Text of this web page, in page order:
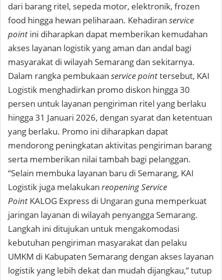
dari barang ritel, sepeda motor, elektronik, frozen
food hingga hewan peliharaan. Kehadiran service
point ini diharapkan dapat memberikan kemudahan
akses layanan logistik yang aman dan andal bagi
masyarakat di wilayah Semarang dan sekitarnya.
Dalam rangka pembukaan service pointtersebut, KAI
Logistik menghadirkan promo diskon hingga 30
persen untuk layanan pengiriman ritel yang berlaku
hingga 31 Januari 2026, dengan syarat dan ketentuan
yang berlaku. Promo ini diharapkan dapat
mendorong peningkatan aktivitas pengiriman barang
serta memberikan nilai tambah bagi pelanggan.
“Selain membuka layanan baru di Semarang, KAI
Logistik juga melakukan reopening Service
Point KALOG Express di Ungaran guna memperkuat
jaringan layanan di wilayah penyangga Semarang.
Langkah ini ditujukan untuk mengakomodasi
kebutuhan pengiriman masyarakat dan pelaku
UMKM di Kabupaten Semarang dengan akses layanan
logistik yang lebih dekat dan mudah dijangkau,” tutup